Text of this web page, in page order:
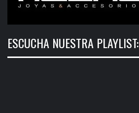
ESCUCHA NUESTRA PLAYLIST: